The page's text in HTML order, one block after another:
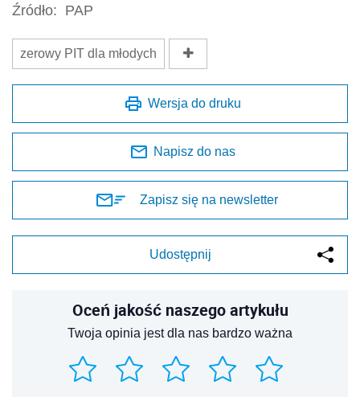
Źródło: PAP
zerowy PIT dla młodych
Wersja do druku
Napisz do nas
Zapisz się na newsletter
Udostępnij
Oceń jakość naszego artykułu
Twoja opinia jest dla nas bardzo ważna